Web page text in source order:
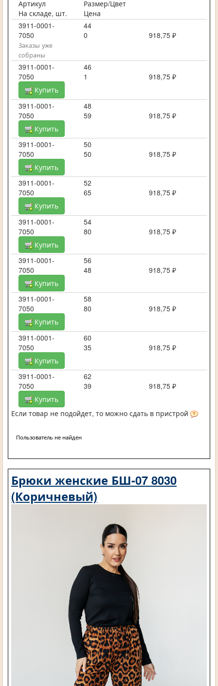
Артикул
Размер/Цвет
На складе, шт.
Цена
3911-0001-
7050
44
0
918,75 ₽
Заказы уже
собраны
3911-0001-
7050
46
1
918,75 ₽
Купить
3911-0001-
7050
48
59
918,75 ₽
Купить
3911-0001-
7050
50
50
918,75 ₽
Купить
3911-0001-
7050
52
65
918,75 ₽
Купить
3911-0001-
7050
54
80
918,75 ₽
Купить
3911-0001-
7050
56
48
918,75 ₽
Купить
3911-0001-
7050
58
80
918,75 ₽
Купить
3911-0001-
7050
60
35
918,75 ₽
Купить
3911-0001-
7050
62
39
918,75 ₽
Купить
Если товар не подойдет, то можно сдать в пристрой
Пользователь не найден
Брюки женские БШ-07 8030
(Коричневый)